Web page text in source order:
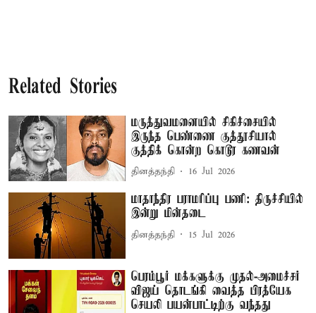
Related Stories
மருத்துவமனையில் சிகிச்சையில்
இருந்த பெண்ணை குத்தூசியால்
குத்திக் கொன்ற கொடூர கணவன்
தினத்தந்தி 16 Jul 2026
மாதாந்திர பராமரிப்பு பணி: திருச்சியில்
இன்று மின்தடை
தினத்தந்தி 15 Jul 2026
பெரம்பூர் மக்களுக்கு முதல்-அமைச்சர்
விஜய் தொடங்கி வைத்த பிரத்யேக
செயலி பயன்பாட்டிற்கு வந்தது